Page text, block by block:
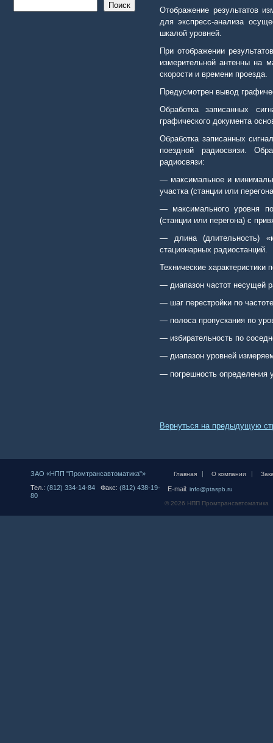
Поиск
Отображение результатов
для экспресс-анализа
шкалой уровней.
При отображении
измерительной антенны на
скорости и времени проезда.
Предусмотрен вывод
Обработка записанных
графического документа
Обработка записанных
поездной радиосвязи.
радиосвязи:
— максимальное и
участка (станции или
— максимального уровня
(станции или перегона) с
— длина (длительность)
стационарных радиостанций.
Технические
— диапазон частот несущей
— шаг перестройки по
— полоса пропускания по
— избирательность по
— диапазон уровней
— погрешность определения
Вернуться на предыдущую
ЗАО «НПП "Промтрансавтоматика"»
Тел.: (812) 334-14-84 Факс: (812) 438-19-
80
Главная | О компании |
E-mail: info@ptaspb.ru
© 2026 НПП Промтрансавтоматика